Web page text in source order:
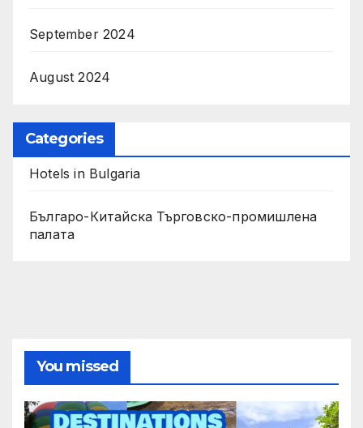
September 2024
August 2024
Categories
Hotels in Bulgaria
Българо-Китайска Търговско-промишлена
палaта
You missed